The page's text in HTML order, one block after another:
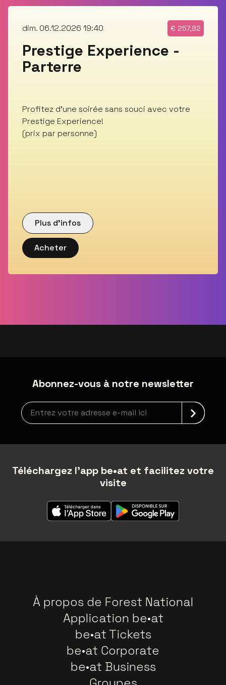
dim. 06.12.2026 19:40 € 257,82
Prestige Experience -
Parterre
Profitez d'une soirée sans souci avec votre
Prestige Experience!
(prix par personne)
Plus d’infos
Acheter
Abonnez-vous à notre newsletter
Inscription à la newsletter
Téléchargez l'app be•at et facilitez votre
visite
À propos de Forest National
Application be•at
be•at Tickets
be•at Corporate
be•at Business